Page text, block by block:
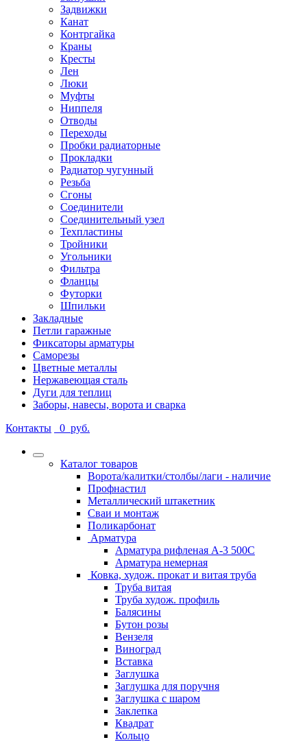
Задвижки
Канат
Контргайка
Краны
Кресты
Лен
Люки
Муфты
Ниппеля
Отводы
Переходы
Пробки радиаторные
Прокладки
Радиатор чугунный
Резьба
Сгоны
Соединители
Соединительный узел
Техпластины
Тройники
Угольники
Фильтра
Фланцы
Футорки
Шпильки
Закладные
Петли гаражные
Фиксаторы арматуры
Саморезы
Цветные металлы
Нержавеющая сталь
Дуги для теплиц
Заборы, навесы, ворота и сварка
Контакты
0 руб.
Каталог товаров
Ворота/калитки/столбы/лаги - наличие
Профнастил
Металлический штакетник
Сваи и монтаж
Поликарбонат
Арматура
Арматура рифленая А-3 500С
Арматура немерная
Ковка, худож. прокат и витая труба
Труба витая
Труба худож. профиль
Балясины
Бутон розы
Вензеля
Виноград
Вставка
Заглушка
Заглушка для поручня
Заглушка с шаром
Заклепка
Квадрат
Кольцо